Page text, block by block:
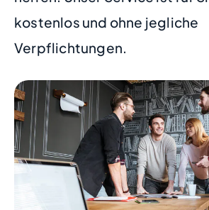
kostenlos und ohne jegliche
Verpflichtungen.